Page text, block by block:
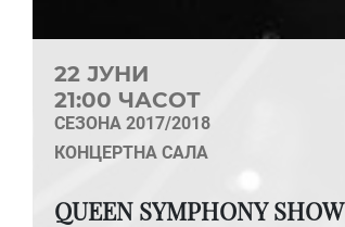
22 ЈУНИ
21:00 ЧАСОТ
СЕЗОНА 2017/2018
КОНЦЕРТНА САЛА
QUEEN SYMPHONY SHOW